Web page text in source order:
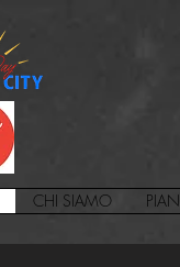
CHI SIAMO